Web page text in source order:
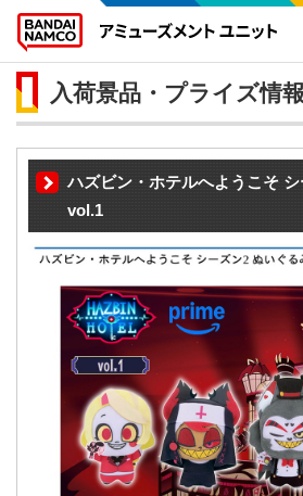
入荷景品・プライズ情報
ハズビン・ホテルへようこそ
vol.1